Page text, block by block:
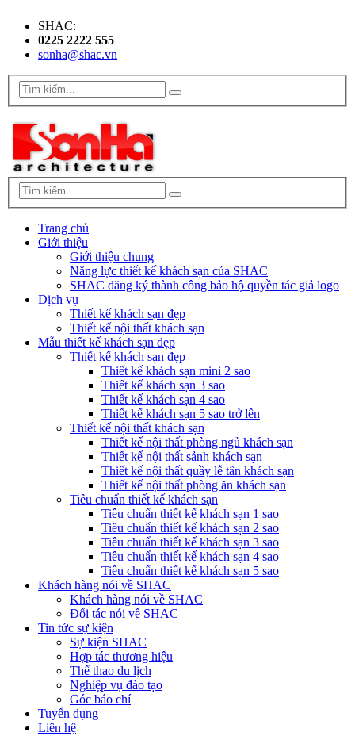
SHAC:
0225 2222 555
sonha@shac.vn
Trang chủ
Giới thiệu
Giới thiệu chung
Năng lực thiết kế khách sạn của SHAC
SHAC đăng ký thành công bảo hộ quyền tác giả logo
Dịch vụ
Thiết kế khách sạn đẹp
Thiết kế nội thất khách sạn
Mẫu thiết kế khách sạn đẹp
Thiết kế khách sạn đẹp
Thiết kế khách sạn mini 2 sao
Thiết kế khách sạn 3 sao
Thiết kế khách sạn 4 sao
Thiết kế khách sạn 5 sao trở lên
Thiết kế nội thất khách sạn
Thiết kế nội thất phòng ngủ khách sạn
Thiết kế nội thất sảnh khách sạn
Thiết kế nội thất quầy lễ tân khách sạn
Thiết kế nội thất phòng ăn khách sạn
Tiêu chuẩn thiết kế khách sạn
Tiêu chuẩn thiết kế khách sạn 1 sao
Tiêu chuẩn thiết kế khách sạn 2 sao
Tiêu chuẩn thiết kế khách sạn 3 sao
Tiêu chuẩn thiết kế khách sạn 4 sao
Tiêu chuẩn thiết kế khách sạn 5 sao
Khách hàng nói về SHAC
Khách hàng nói về SHAC
Đối tác nói về SHAC
Tin tức sự kiện
Sự kiện SHAC
Hợp tác thương hiệu
Thể thao du lịch
Nghiệp vụ đào tạo
Góc báo chí
Tuyển dụng
Liên hệ